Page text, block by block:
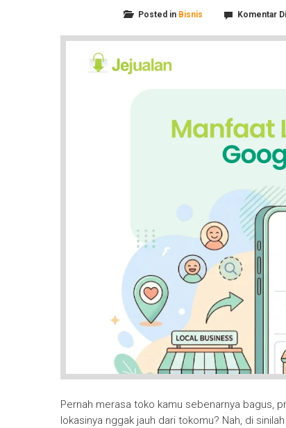
Posted in Bisnis Komentar
Pernah merasa toko kamu sebenarnya bagus,
lokasinya nggak jauh dari tokomu? Nah, di